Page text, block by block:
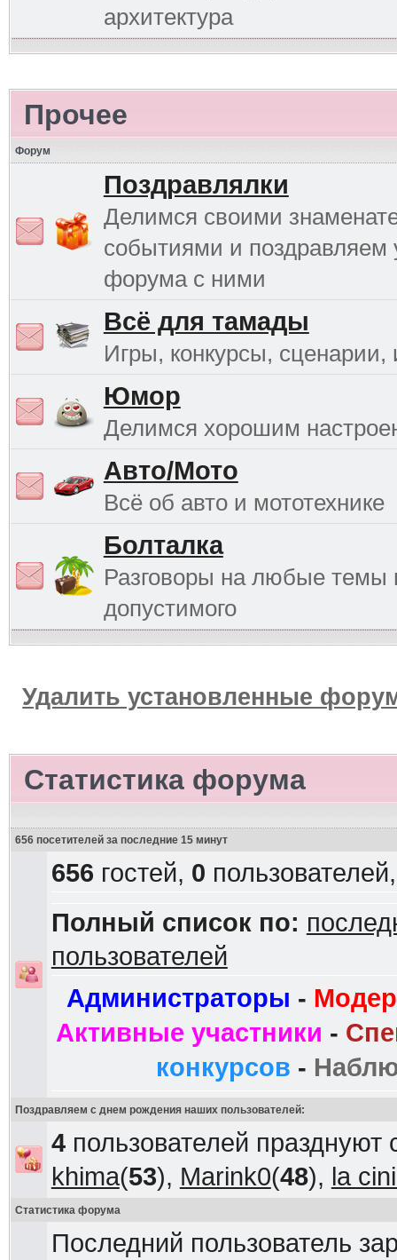
архитектура
Прочее
Форум
Поздравлялки
Делимся своими
событиями и поздравляем
форума с ними
Всё для тамады
Игры, конкурсы, сценарии,
Юмор
Делимся хорошим
Авто/Мото
Всё об авто и мототехнике
Болталка
Разговоры на любые темы
допустимого
Удалить установленные
Статистика форума
656 посетителей за последние 15 минут
656 гостей, 0
Полный список по:
пользователей
Администраторы -
Активные участники -
конкурсов -
Поздравляем с днем рождения наших пользователей:
4пользователей празднуют
khima(53), Marink0(48), la
Статистика форума
Последний пользователь